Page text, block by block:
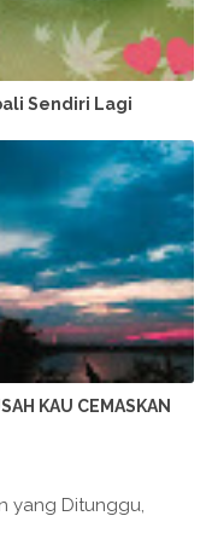
Sendiri Lagi
KAU CEMASKAN
yang Ditunggu,